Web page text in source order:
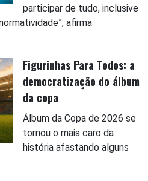
participar de tudo, inclusive
afirma
Figurinhas Para Todos: a
democratização do álbum
da copa
Álbum da Copa de 2026 se
tornou o mais caro da
história afastando alguns